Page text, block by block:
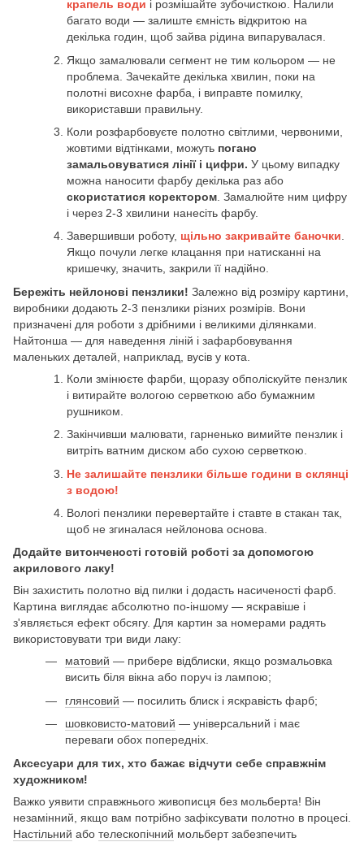
крапель води і розмішайте зубочисткою. Налили
багато води — залиште ємність відкритою на
декілька годин, щоб зайва рідина випарувалася.
Якщо замалювали сегмент не тим кольором — не
проблема. Зачекайте декілька хвилин, поки на
полотні висохне фарба, і виправте помилку,
використавши правильну.
Коли розфарбовуєте полотно світлими, червоними,
жовтими відтінками, можуть погано
замальовуватися лінії і цифри. У цьому випадку
можна наносити фарбу декілька раз або
скористатися коректором . Замалюйте ним цифру
і через 2-3 хвилини нанесіть фарбу.
Завершивши роботу, щільно закривайте баночки.
Якщо почули легке клацання при натисканні на
кришечку, значить, закрили її надійно.
Бережіть нейлонові пензлики! Залежно від розміру картини,
виробники додають 2-3 пензлики різних розмірів. Вони
призначені для роботи з дрібними і великими ділянками.
Найтонша — для наведення ліній і зафарбовування
маленьких деталей, наприклад, вусів у кота.
Коли змінюєте фарби, щоразу обполіскуйте пензлик
і витирайте вологою серветкою або бумажним
рушником.
Закінчивши малювати, гарненько вимийте пензлик і
витріть ватним диском або сухою серветкою.
Не залишайте пензлики більше години в склянці
з водою!
Вологі пензлики перевертайте і ставте в стакан так,
щоб не згиналася нейлонова основа.
Додайте витонченості готовій роботі за допомогою
акрилового лаку!
Він захистить полотно від пилки і додасть насиченості фарб.
Картина виглядає абсолютно по-іншому — яскравіше і
з'являється ефект обсягу. Для картин за номерами радять
використовувати три види лаку:
матовий — прибере відблиски, якщо розмальовка
висить біля вікна або поруч із лампою;
глянсовий — посилить блиск і яскравість фарб;
шовковисто-матовий — універсальний і має
переваги обох попередніх.
Аксесуари для тих, хто бажає відчути себе справжнім
художником!
Важко уявити справжнього живописця без мольберта! Він
незамінний, якщо вам потрібно зафіксувати полотно в процесі.
Настільний або телескопічний мольберт забезпечить